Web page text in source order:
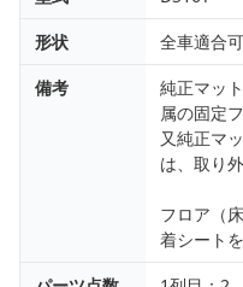
形状
全車適合可
備考
純正マッ
属の固定
又純正マ
は、取り
フロア（
着シート